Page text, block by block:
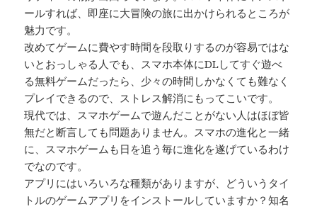
ールすれば、即座に大冒険の旅に出かけられるところが
魅力です。
改めてゲームに費やす時間を段取りするのが容易ではな
いとおっしゃる人でも、スマホ本体にDLしてすぐ遊べ
る無料ゲームだったら、少々の時間しかなくても難なく
プレイできるので、ストレス解消にもってこいです。
現代では、スマホゲームで遊んだことがない人はほぼ皆
無だと断言しても問題ありません。スマホの進化と一緒
に、スマホゲームも日を追う毎に進化を遂げているわけ
でなのです。
アプリにはいろいろな種類がありますが、どういうタイ
トルのゲームアプリをインストールしていますか？知名